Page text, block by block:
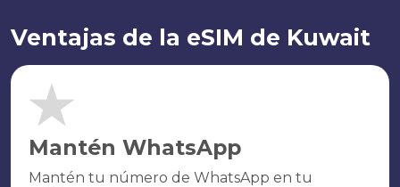
Ventajas de la eSIM de Kuwait
Mantén WhatsApp
Mantén tu número de WhatsApp en tu